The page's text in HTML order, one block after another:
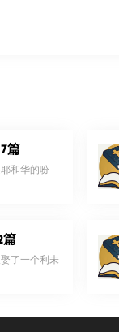
篇
和华的吩
篇
了一个利未